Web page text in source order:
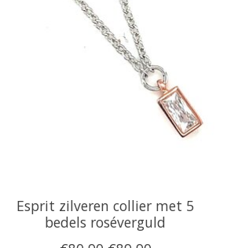
Esprit zilveren collier met 5
bedels roséverguld